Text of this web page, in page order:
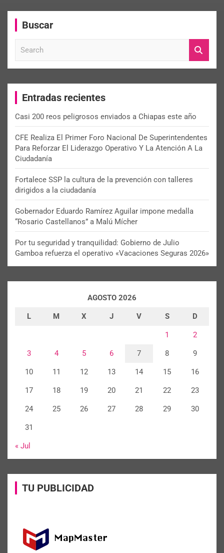
Buscar
c
Entradas recientes
Casi 200 reos peligrosos enviados a Chiapas este año
CFE Realiza El Primer Foro Nacional De Superintendentes
Para Reforzar El Liderazgo Operativo Y La Atención A La
Ciudadanía
Fortalece SSP la cultura de la prevención con talleres
dirigidos a la ciudadanía
Gobernador Eduardo Ramírez Aguilar impone medalla
“Rosario Castellanos” a Malú Mícher
Por tu seguridad y tranquilidad: Gobierno de Julio
Gamboa refuerza el operativo «Vacaciones Seguras 2026»
AGOSTO 2026
L M X J V S D
1 2
3 4 5 6 7 8 9
10 11 12 13 14 15 16
17 18 19 20 21 22 23
24 25 26 27 28 29 30
31
« Jul
TU PUBLICIDAD